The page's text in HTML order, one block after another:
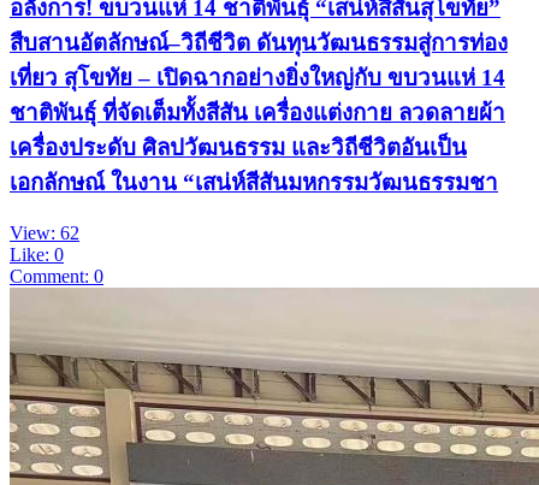
อลังการ! ขบวนแห่ 14 ชาติพันธุ์ “เสน่ห์สีสันสุโขทัย”
สืบสานอัตลักษณ์–วิถีชีวิต ดันทุนวัฒนธรรมสู่การท่อง
เที่ยว สุโขทัย – เปิดฉากอย่างยิ่งใหญ่กับ ขบวนแห่ 14
ชาติพันธุ์ ที่จัดเต็มทั้งสีสัน เครื่องแต่งกาย ลวดลายผ้า
เครื่องประดับ ศิลปวัฒนธรรม และวิถีชีวิตอันเป็น
เอกลักษณ์ ในงาน “เสน่ห์สีสันมหกรรมวัฒนธรรมชา
View: 62
Like: 0
Comment: 0